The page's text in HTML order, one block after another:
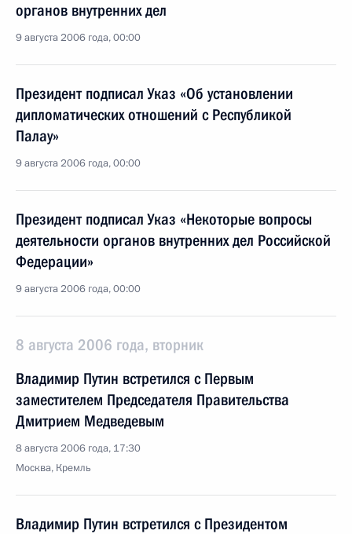
органов внутренних дел
9 августа 2006 года, 00:00
Президент подписал Указ «Об установлении
дипломатических отношений с Республикой
Палау»
9 августа 2006 года, 00:00
Президент подписал Указ «Некоторые вопросы
деятельности органов внутренних дел Российской
Федерации»
9 августа 2006 года, 00:00
8 августа 2006 года, вторник
Владимир Путин встретился с Первым
заместителем Председателя Правительства
Дмитрием Медведевым
8 августа 2006 года, 17:30
Москва, Кремль
Владимир Путин встретился с Президентом